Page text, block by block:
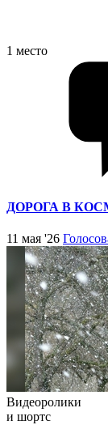
1 место
ДОРОГА В
11 мая '26
Видеоролики
и шортс